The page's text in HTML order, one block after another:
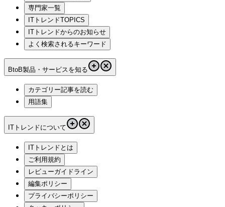
専門家一覧
ITトレンドTOPICS
ITトレンドからのお知らせ
よく検索されるキーワード
BtoB製品・サービスを知る
カテゴリー記事を読む
用語集
ITトレンドについて
ITトレンドとは
ご利用規約
レビューガイドライン
編集ポリシー
プライバシーポリシー